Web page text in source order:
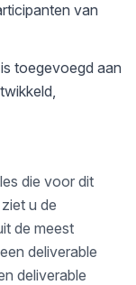
van
toegevoegd aan
die voor dit
u de
de meest
deliverable
deliverable